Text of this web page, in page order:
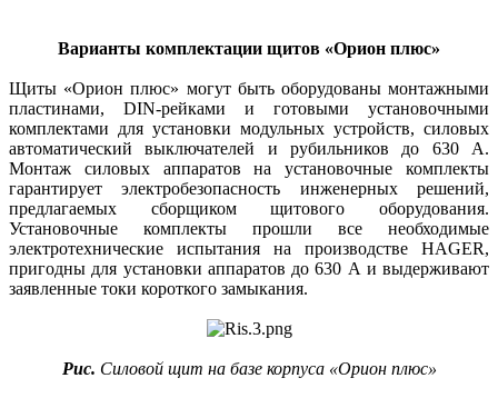
Варианты комплектации щитов «Орион плюс»
Щиты «Орион плюс» могут быть оборудованы монтажными
пластинами, DIN-рейками и готовыми установочными
комплектами для установки модульных устройств, силовых
автоматический выключателей и рубильников до 630 А.
Монтаж силовых аппаратов на установочные комплекты
гарантирует электробезопасность инженерных решений,
предлагаемых сборщиком щитового оборудования.
Установочные комплекты прошли все необходимые
электротехнические испытания на производстве HAGER,
пригодны для установки аппаратов до 630 А и выдерживают
заявленные токи короткого замыкания.
Рис. Силовой щит на базе корпуса «Орион плюс»